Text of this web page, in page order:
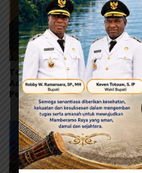
Tonny Tesar Serap
Aspirasi MRP, Lanjutkan
Perjuangan Matius
Awaitouw, Kawal
Perlindungan RUU
Masyarakat Adat